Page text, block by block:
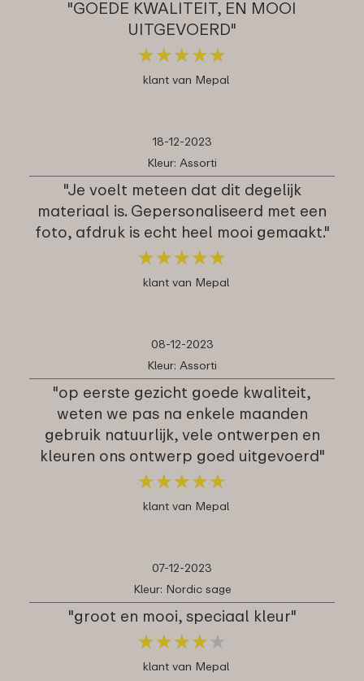
"GOEDE KWALITEIT, EN MOOI
UITGEVOERD"
★★★★★
★★★★★
klant van Mepal
18-12-2023
Kleur: Assorti
"Je voelt meteen dat dit degelijk
materiaal is. Gepersonaliseerd met een
foto, afdruk is echt heel mooi gemaakt."
★★★★★
★★★★★
klant van Mepal
08-12-2023
Kleur: Assorti
"op eerste gezicht goede kwaliteit,
weten we pas na enkele maanden
gebruik natuurlijk, vele ontwerpen en
kleuren ons ontwerp goed uitgevoerd"
★★★★★
★★★★★
klant van Mepal
07-12-2023
Kleur: Nordic sage
"groot en mooi, speciaal kleur"
★★★★ ★
★★★★ ★
klant van Mepal